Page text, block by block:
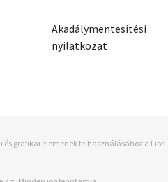
Akadálymentesítési
nyilatkozat
grafikai elemének felhasználásához a